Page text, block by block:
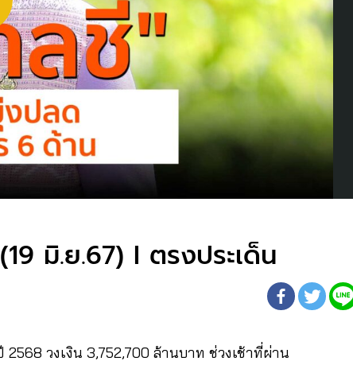
มิ.ย.67) I ตรงประเด็น
วงเงิน 3,752,700 ล้านบาท ช่วงเช้าที่ผ่าน